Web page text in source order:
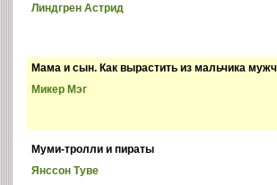
Линдгрен Астрид
Мама и сын. Как вырастить из мальчика
Микер Мэг
Муми-тролли и пираты
Янссон Туве